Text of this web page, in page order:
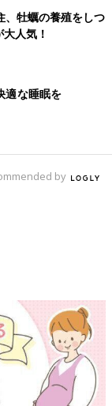
、牡蠣の養殖をしつ
人気！
適な睡眠を
by